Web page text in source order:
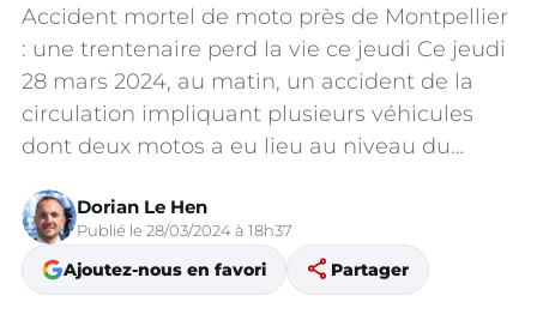
Accident mortel de moto près de Montpellier
: une trentenaire perd la vie ce jeudi Ce jeudi
28 mars 2024, au matin, un accident de la
circulation impliquant plusieurs véhicules
dont deux motos a eu lieu au niveau du…
Dorian Le Hen
Publié le 28/03/2024 à 18h37
Ajoutez-nous en favori share Partager